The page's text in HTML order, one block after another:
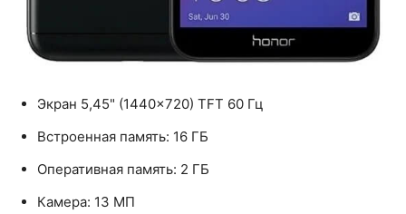
Экран 5,45" (1440×720) TFT 60 Гц
Встроенная память: 16 ГБ
Оперативная память: 2 ГБ
Камера: 13 МП